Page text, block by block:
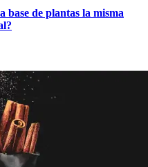
base de plantas la misma